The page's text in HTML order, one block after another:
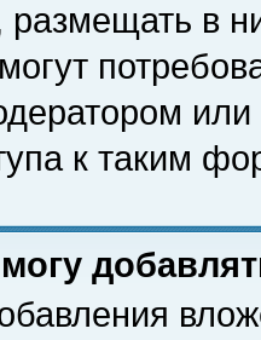
размещать в
к таким